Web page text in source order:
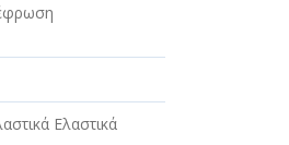
Ελαστικά